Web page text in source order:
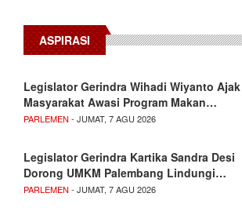
ASPIRASI
Legislator Gerindra Wihadi Wiyanto Ajak
Masyarakat Awasi Program Makan…
PARLEMEN - JUMAT, 7 AGU 2026
Legislator Gerindra Kartika Sandra Desi
Dorong UMKM Palembang Lindungi…
PARLEMEN - JUMAT, 7 AGU 2026